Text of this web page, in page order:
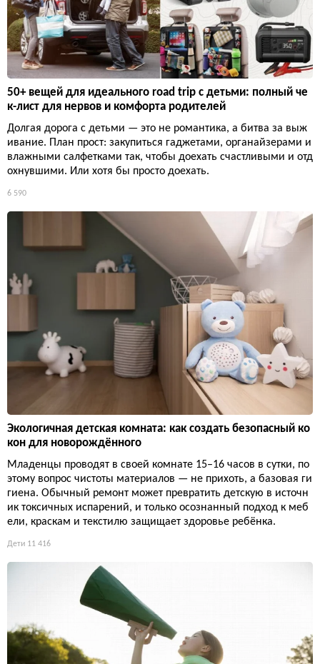
50+ вещей для идеального road trip с детьми: полный че
к-лист для нервов и комфорта родителей
Долгая дорога с детьми — это не романтика, а битва за выж
ивание. План прост: закупиться гаджетами, органайзерами и
влажными салфетками так, чтобы доехать счастливыми и отд
охнувшими. Или хотя бы просто доехать.
6 590
Экологичная детская комната: как создать безопасный ко
кон для новорождённого
Младенцы проводят в своей комнате 15–16 часов в сутки, по
этому вопрос чистоты материалов — не прихоть, а базовая ги
гиена. Обычный ремонт может превратить детскую в источн
ик токсичных испарений, и только осознанный подход к меб
ели, краскам и текстилю защищает здоровье ребёнка.
Дети 11 416